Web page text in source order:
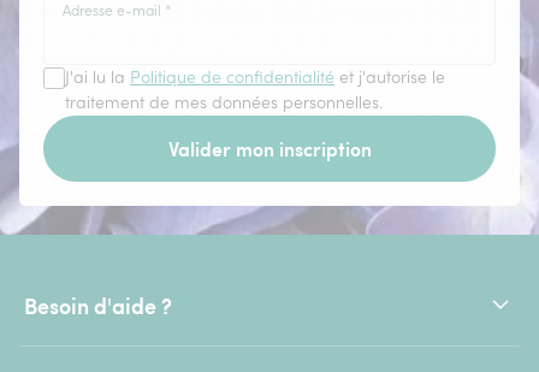
Adresse e-mail *
J'ai lu la Politique de confidentialité et j'autorise le
traitement de mes données personnelles.
Valider mon inscription
Besoin d'aide ?